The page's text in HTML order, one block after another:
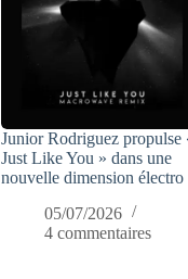
Junior Rodriguez propulse
Just Like You » dans une
nouvelle dimension électro
05/07/2026
4 commentaires